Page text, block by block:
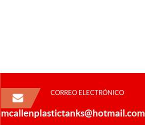
CORREO ELECTRÓNICO
mcallenplastictanks@hotmail.com